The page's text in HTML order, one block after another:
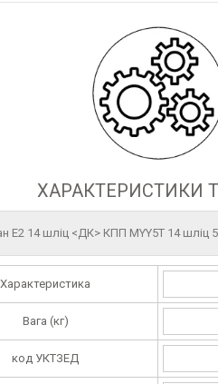
ХАРАКТЕРИСТИКИ
Е2 14 шліц <ДК> КПП MYY5T 14 шліц
Характеристика
Вага (кг)
код УКТЗЕД